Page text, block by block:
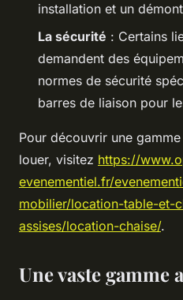
installation et un
La sécurité : Certains
demandent des
normes de sécurité
barres de liaison pour
Pour découvrir une
louer, visitez https://
evenementiel.fr/
mobilier/location-table-et-
assises/location-chaise/.
Une vaste